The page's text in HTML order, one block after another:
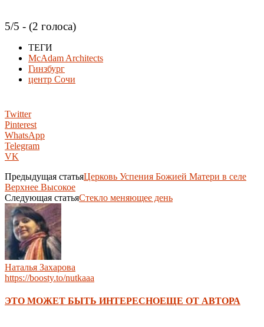
5/5 - (2 голоса)
ТЕГИ
McAdam Architects
Гинзбург
центр Сочи
Twitter
Pinterest
WhatsApp
Telegram
VK
Предыдущая статьяЦерковь Успения Божией Матери в селе
Верхнее Высокое
Следующая статьяСтекло меняющее день
Наталья Захарова
https://boosty.to/nutkaaa
ЭТО МОЖЕТ БЫТЬ ИНТЕРЕСНОЕЩЕ ОТ АВТОРА